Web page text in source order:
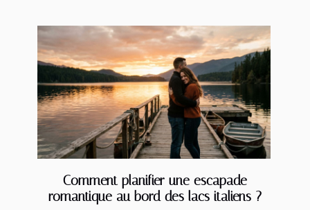
Comment planifier une escapade
romantique au bord des lacs italiens ?